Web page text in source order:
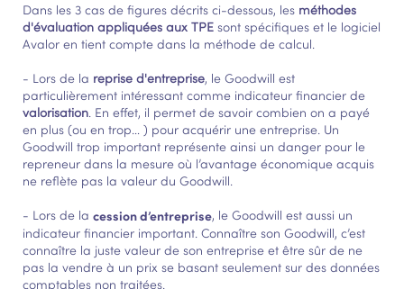
Dans les 3 cas de figures décrits ci-dessous, les méthodes
d'évaluation appliquées aux TPE sont spécifiques et le logiciel
Avalor en tient compte dans la méthode de calcul.
- Lors de la reprise d'entreprise, le Goodwill est
particulièrement intéressant comme indicateur financier de
valorisation. En effet, il permet de savoir combien on a payé
en plus (ou en trop… ) pour acquérir une entreprise. Un
Goodwill trop important représente ainsi un danger pour le
repreneur dans la mesure où l’avantage économique acquis
ne reflète pas la valeur du Goodwill.
- Lors de la cession d’entreprise, le Goodwill est aussi un
indicateur financier important. Connaître son Goodwill, c’est
connaître la juste valeur de son entreprise et être sûr de ne
pas la vendre à un prix se basant seulement sur des données
comptables non traitées.